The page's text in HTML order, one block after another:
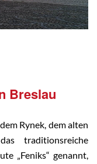
Breslau
Rynek, dem alten
traditionsreiche
„Feniks“ genannt,